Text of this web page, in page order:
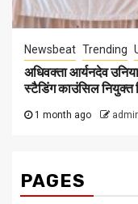
Newsbeat Trending
अधिवक्ता आर्यनदेव
स्टैडिंग काउंसिल नियुक्त
1 month ago
PAGES